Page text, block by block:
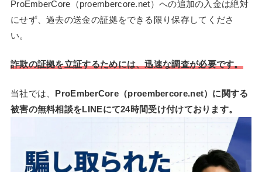
ProEmberCore（proembercore.net）への追加の入金は絶対
にせず、過去の送金の証拠をできる限り保存してくださ
い。
詐欺の証拠を立証するためには、迅速な調査が必要です。
当社では、 ProEmberCore（proembercore.net）に関する
被害の無料相談をLINEにて24時間受け付けております。